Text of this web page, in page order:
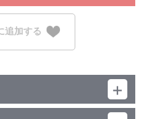
追加する